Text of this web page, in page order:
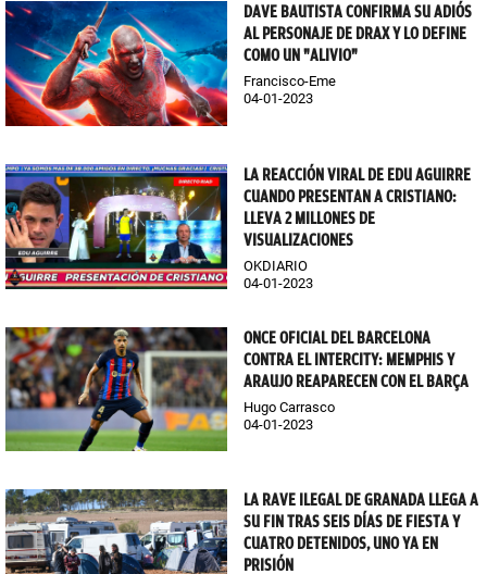
DAVE BAUTISTA CONFIRMA SU ADIÓS
AL PERSONAJE DE DRAX Y LO DEFINE
COMO UN "ALIVIO"
Francisco-Eme
04-01-2023
LA REACCIÓN VIRAL DE EDU AGUIRRE
CUANDO PRESENTAN A CRISTIANO:
LLEVA 2 MILLONES DE
VISUALIZACIONES
OKDIARIO
04-01-2023
ONCE OFICIAL DEL BARCELONA
CONTRA EL INTERCITY: MEMPHIS Y
ARAUJO REAPARECEN CON EL BARÇA
Hugo Carrasco
04-01-2023
LA RAVE ILEGAL DE GRANADA LLEGA A
SU FIN TRAS SEIS DÍAS DE FIESTA Y
CUATRO DETENIDOS, UNO YA EN
PRISIÓN